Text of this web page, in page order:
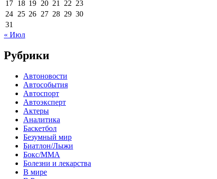
17 18 19 20 21 22 23
24 25 26 27 28 29 30
31
« Июл
Рубрики
Автоновости
Автособытия
Автоспорт
Автоэксперт
Актеры
Аналитика
Баскетбол
Безумный мир
Биатлон/Лыжи
Бокс/MMA
Болезни и лекарства
В мире